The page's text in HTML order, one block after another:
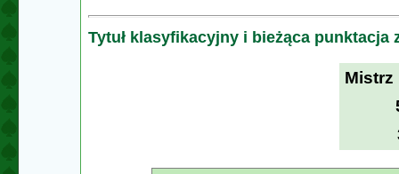
Tytuł klasyfikacyjny i bieżąca punktacja
Mistrz